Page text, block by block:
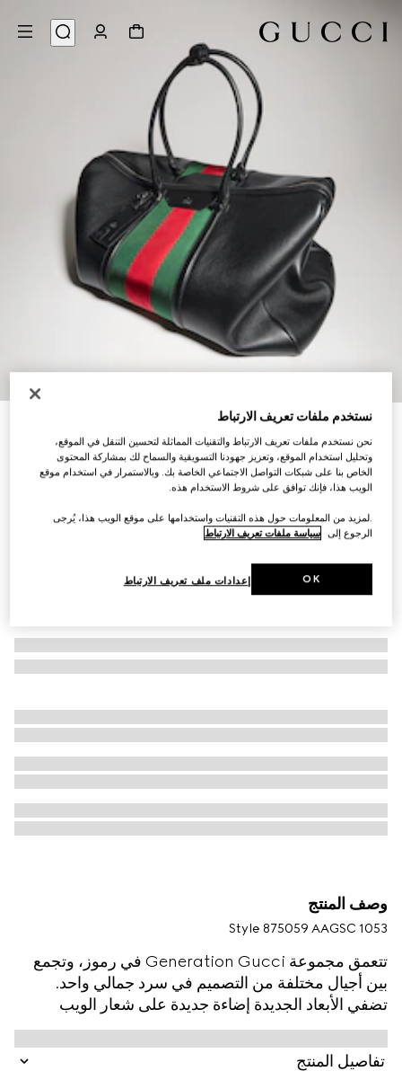
التخصيص بالأحرف الأولى
حقيبة قماشية كبيرة Mega Web Trademark
€ 4.035
تنويعاتجلد باللون الأسود
وصف المنتج
Style ‎875059 AAGSC 1053
تتعمق مجموعة Generation Gucci في رموز، وتجمع
بين أجيال مختلفة من التصميم في سرد جمالي واحد.
تضفي الأبعاد الجديدة إضاءة جديدة على شعار الويب
المميز. تكتمل هذه الحقيبة القماشية الخفيفة الوزن
والناعمة بشكل استثنائي من الجلد بتفصيل تقليم من الجلد
لإضفاء لمسة راقية.
تفاصيل المنتج
نستخدم ملفات تعريف الارتباط
نحن نستخدم ملفات تعريف الارتباط والتقنيات المماثلة لتحسين التنقل في الموقع،
وتحليل استخدام الموقع، وتعزيز جهودنا التسويقية والسماح لك بمشاركة المحتوى
الخاص بنا على شبكات التواصل الاجتماعي الخاصة بك. وبالاستمرار في استخدام موقع
الويب هذا، فإنك توافق على شروط الاستخدام هذه.
.لمزيد من المعلومات حول هذه التقنيات واستخدامها على موقع الويب هذا، يُرجى
الرجوع إلى سياسة ملفات تعريف الارتباط
إعدادات ملف تعريف الارتباط OK